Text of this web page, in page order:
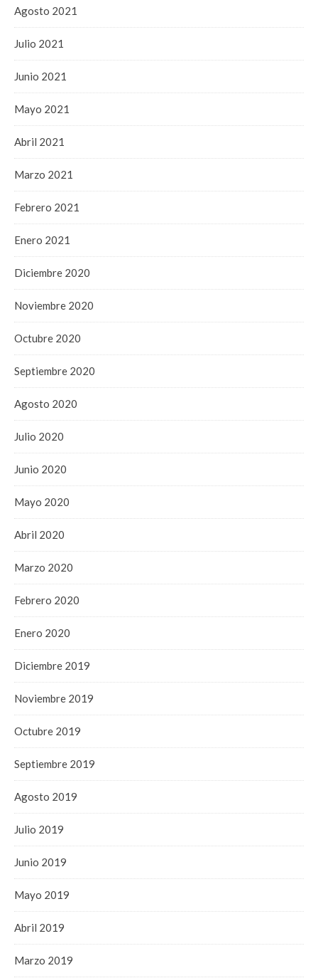
Agosto 2021
Julio 2021
Junio 2021
Mayo 2021
Abril 2021
Marzo 2021
Febrero 2021
Enero 2021
Diciembre 2020
Noviembre 2020
Octubre 2020
Septiembre 2020
Agosto 2020
Julio 2020
Junio 2020
Mayo 2020
Abril 2020
Marzo 2020
Febrero 2020
Enero 2020
Diciembre 2019
Noviembre 2019
Octubre 2019
Septiembre 2019
Agosto 2019
Julio 2019
Junio 2019
Mayo 2019
Abril 2019
Marzo 2019